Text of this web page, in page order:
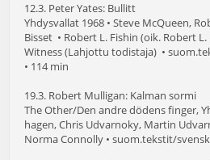
12.3. Peter Yates: Bullitt
Yhdysvallat 1968 • Steve McQueen,
Bisset • Robert L. Fishin (oik. Robert
Witness (Lahjottu todistaja) •
• 114 min
19.3. Robert Mulligan: Kalman sormi
The Other/Den andre dödens finger,
hagen, Chris Udvarnoky, Martin
Norma Connolly • suom.tekstit/